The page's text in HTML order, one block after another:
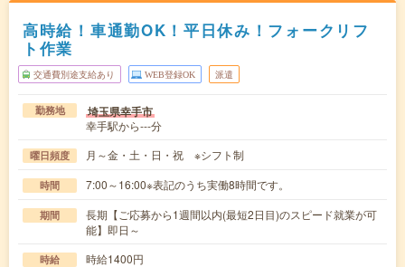
高時給！車通勤OK！平日休み！フォークリフ
ト作業
交通費別途支給あり WEB登録OK 派遣
勤務地 埼玉県幸手市
幸手駅から---分
曜日頻度 月～金・土・日・祝 ※シフト制
時間 7:00～16:00※表記のうち実働8時間です。
期間
長期【ご応募から1週間以内(最短2日目)のスピード就業が可
能】即日～
時給 時給1400円